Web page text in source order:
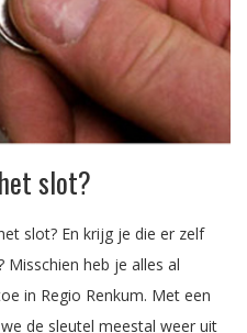
slot?
slot? En krijg je die er zelf
heb je alles al
in Regio Renkum. Met een
de sleutel meestal weer uit